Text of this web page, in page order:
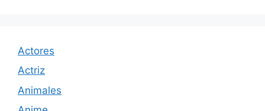
Actores
Actriz
Animales